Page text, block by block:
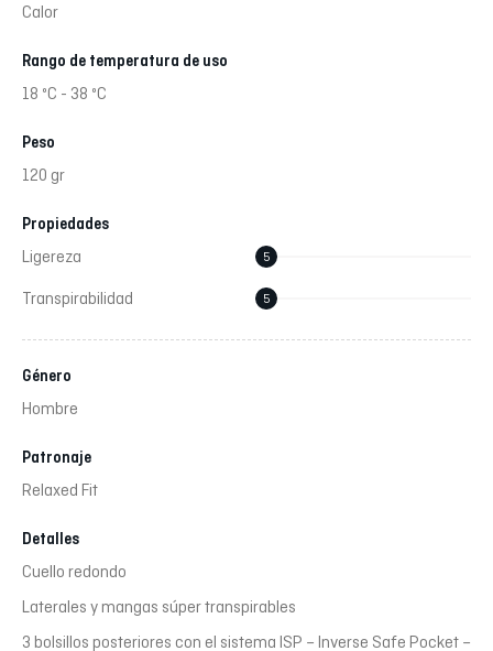
Calor
Rango de temperatura de uso
18 ºC - 38 ºC
Peso
120 gr
Propiedades
Ligereza
5
Transpirabilidad 5
Género
Hombre
Patronaje
Relaxed Fit
Detalles
Cuello redondo
Laterales y mangas súper transpirables
3 bolsillos posteriores con el sistema ISP – Inverse Safe Pocket –